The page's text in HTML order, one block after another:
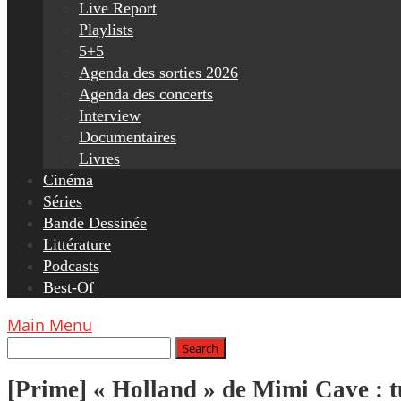
Live Report
Playlists
5+5
Agenda des sorties 2026
Agenda des concerts
Interview
Documentaires
Livres
Cinéma
Séries
Bande Dessinée
Littérature
Podcasts
Best-Of
Main Menu
[Prime] « Holland » de Mimi Cave :